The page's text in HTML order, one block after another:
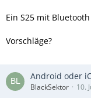
Ein S25 mit
Vorschläge?
Android oder
BlackSektor 10.